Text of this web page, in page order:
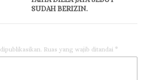
SUDAH BERIZIN.
Ruas yang wajib ditandai *